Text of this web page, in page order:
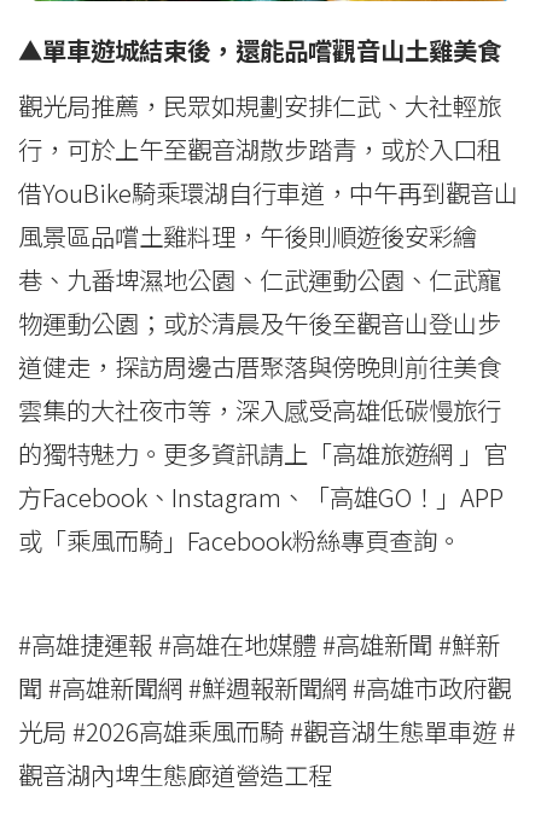
▲單車遊城結束後，還能品嚐觀音山土雞美食
觀光局推薦，民眾如規劃安排仁武、大社輕旅
行，可於上午至觀音湖散步踏青，或於入口租
借YouBike騎乘環湖自行車道，中午再到觀音山
風景區品嚐土雞料理，午後則順遊後安彩繪
巷、九番埤濕地公園、仁武運動公園、仁武寵
物運動公園；或於清晨及午後至觀音山登山步
道健走，探訪周邊古厝聚落與傍晚則前往美食
雲集的大社夜市等，深入感受高雄低碳慢旅行
的獨特魅力。更多資訊請上「高雄旅遊網 」官
方Facebook、Instagram、「高雄GO！」APP
或「乘風而騎」Facebook粉絲專頁查詢。
#高雄捷運報 #高雄在地媒體 #高雄新聞 #鮮新
聞 #高雄新聞網 #鮮週報新聞網 #高雄市政府觀
光局 #2026高雄乘風而騎 #觀音湖生態單車遊 #
觀音湖內埤生態廊道營造工程